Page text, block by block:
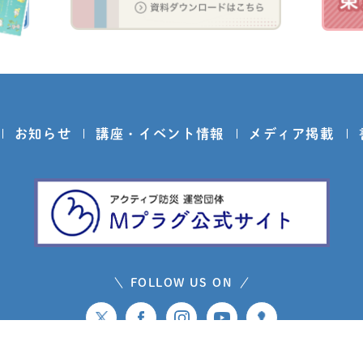
お知らせ 講座・イベント情報 メディア掲載
FOLLOW US ON